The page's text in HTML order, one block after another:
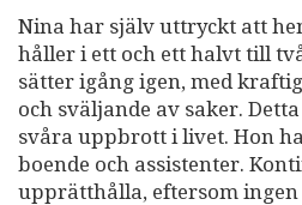
Nina har själv uttryckt att
håller i ett och ett halvt till
sätter igång igen, med
och sväljande av saker.
svåra uppbrott i livet. Hon
boende och assistenter.
upprätthålla, eftersom ingen